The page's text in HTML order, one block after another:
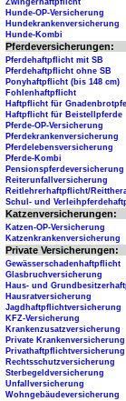
Zwingerhaftpflicht
Hunde-OP-Versicherung
Hundekrankenversicherung
Hunde-Kombi
Pferdeversicherungen:
Pferdehaftpflicht mit SB
Pferdehaftpflicht ohne SB
Ponyhaftpflicht (bis 148 cm)
Fohlenhaftpflicht
Haftpflicht für
Haftpflicht für Beistellpferde
Pferde-OP-Versicherung
Pferdekrankenversicherung
Pferdelebensversicherung
Pferde-Kombi
Pensionspferdeversicherung
Reiterunfallversicherung
Reitlehrerhaftpflicht/
Schul- und
Katzenversicherungen:
Katzen-OP-Versicherung
Katzenkrankenversicherung
Private Versicherungen:
Gewässerschadenhaftpflicht
Glasbruchversicherung
Haus- und
Hausratversicherung
Jagdhaftpflichtversicherung
KFZ-Versicherung
Krankenzusatzversicherung
Private Krankenversicherung
Privathaftpflichtversicherung
Rechtsschutzversicherung
Sterbegeldversicherung
Unfallversicherung
Wohngebäudeversicherung